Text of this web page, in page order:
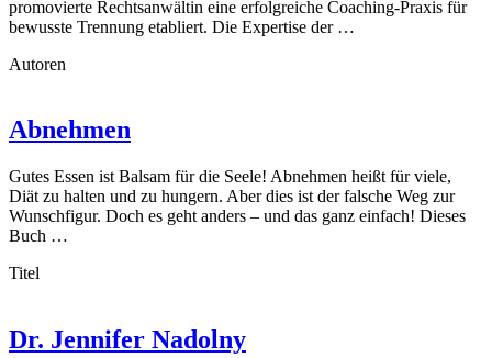
promovierte Rechtsanwältin eine erfolgreiche Coaching-Praxis für
bewusste Trennung etabliert. Die Expertise der …
Autoren
Abnehmen
Gutes Essen ist Balsam für die Seele! Abnehmen heißt für viele,
Diät zu halten und zu hungern. Aber dies ist der falsche Weg zur
Wunschfigur. Doch es geht anders – und das ganz einfach! Dieses
Buch …
Titel
Dr. Jennifer Nadolny